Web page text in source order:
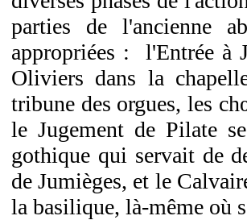
parties de l'ancienne
appropriées : l'Entrée à
Oliviers dans la
tribune des orgues, les
le Jugement de Pilate
gothique qui servait de
de Jumièges, et le
la basilique, là-même où